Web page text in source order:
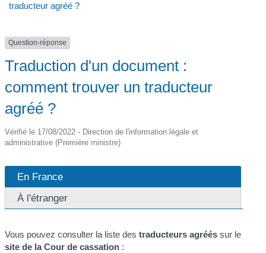
traducteur agréé ?
Question-réponse
Traduction d'un document :
comment trouver un traducteur
agréé ?
Vérifié le 17/08/2022 - Direction de l'information légale et
administrative (Première ministre)
En France
À l'étranger
Vous pouvez consulter la liste destraducteurs agréés sur le
site de la Cour de cassation :